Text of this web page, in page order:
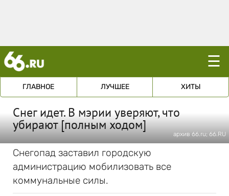
☰
ГЛАВНОЕ ЛУЧШЕЕ ХИТЫ
Снег идет. В мэрии уверяют, что
убирают [полным ходом]
архив 66.ru; 66.RU
Снегопад заставил городскую
администрацию мобилизовать все
коммунальные силы.